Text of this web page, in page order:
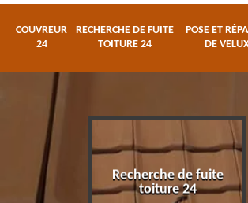
COUVREUR
24
RECHERCHE DE FUITE
TOITURE 24
POSE ET
DE
Recherche de fuite
toiture 24